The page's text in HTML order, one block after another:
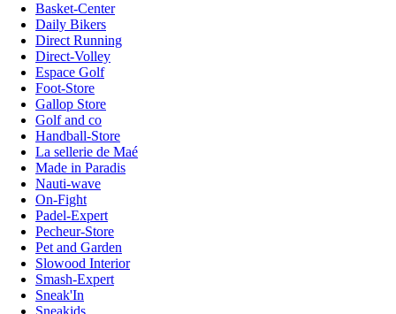
Basket-Center
Daily Bikers
Direct Running
Direct-Volley
Espace Golf
Foot-Store
Gallop Store
Golf and co
Handball-Store
La sellerie de Maé
Made in Paradis
Nauti-wave
On-Fight
Padel-Expert
Pecheur-Store
Pet and Garden
Slowood Interior
Smash-Expert
Sneak'In